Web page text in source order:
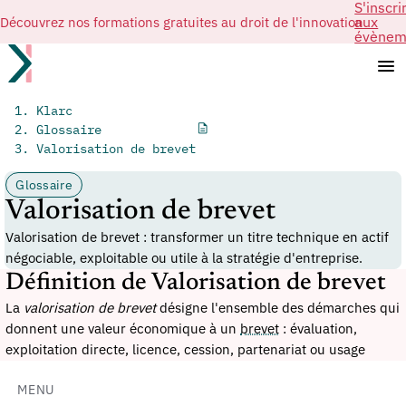
Découvrez nos formations gratuites au droit de l'innovationaux
MENU
Klarc
Glossaire
Valorisation de brevet
Glossaire
Valorisation de brevet
Valorisation de brevet : transformer un titre technique en actif
négociable, exploitable ou utile à la stratégie d'entreprise.
Définition de Valorisation de brevet
La valorisation de brevetdésigne l'ensemble des démarches qui
donnent une valeur économique à un brevet : évaluation,
exploitation directe, licence, cession, partenariat ou usage
du titre à un marché réel.